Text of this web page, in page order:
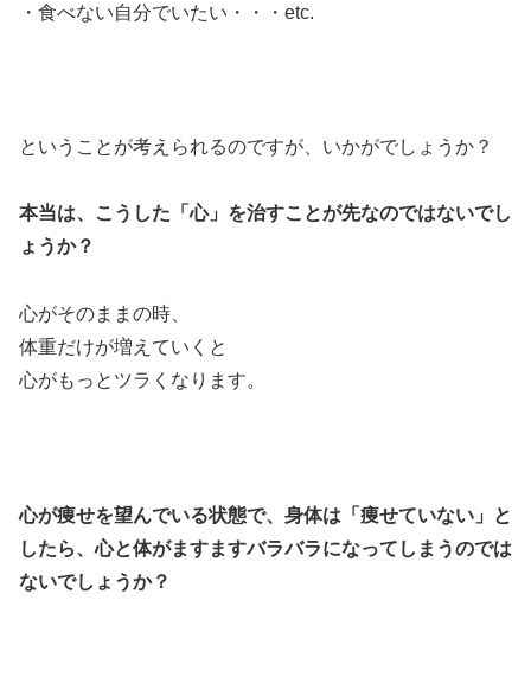
・食べない自分でいたい・・・etc.
ということが考えられるのですが、いかがでしょうか？
本当は、こうした「心」を治すことが先なのではないでし
ょうか？
心がそのままの時、
体重だけが増えていくと
心がもっとツラくなります。
心が痩せを望んでいる状態で、身体は「痩せていない」と
したら、心と体がますますバラバラになってしまうのでは
ないでしょうか？